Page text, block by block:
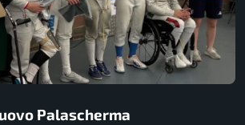
Palascherma